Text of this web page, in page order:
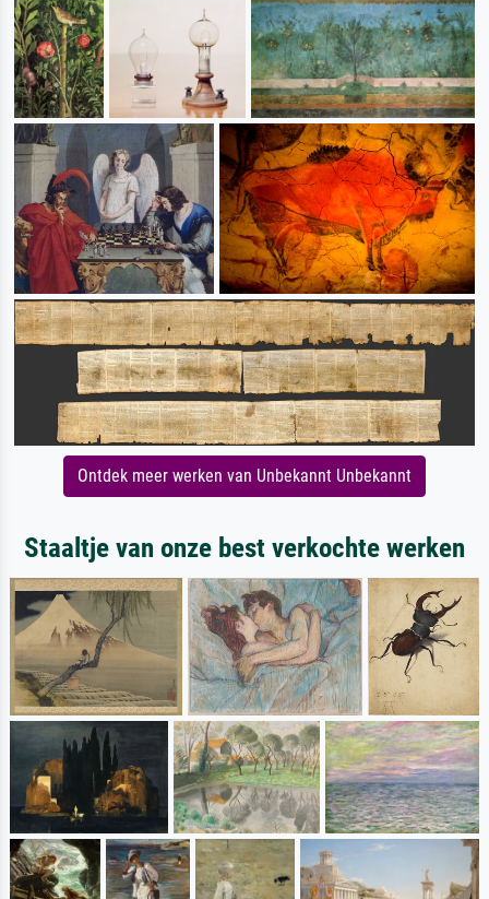
Ontdek meer werken van Unbekannt Unbekannt
Staaltje van onze best verkochte werken